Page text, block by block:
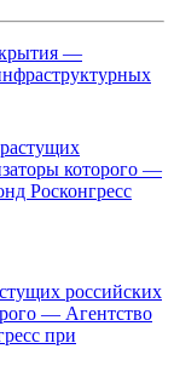
—
российских
— Агентство
при